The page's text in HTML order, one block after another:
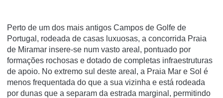
Perto de um dos mais antigos Campos de Golfe de
Portugal, rodeada de casas luxuosas, a concorrida Praia
de Miramar insere-se num vasto areal, pontuado por
formações rochosas e dotado de completas infraestruturas
de apoio. No extremo sul deste areal, a Praia Mar e Sol é
menos frequentada do que a sua vizinha e está rodeada
por dunas que a separam da estrada marginal, permitindo